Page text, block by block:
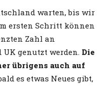
warten, bis wir
ersten Schritt können
Zahl an
genutzt werden. Die
übrigens auch auf
es etwas Neues gibt,